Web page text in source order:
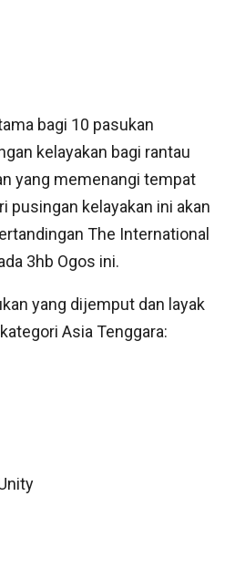
bagi 10 pasukan
kelayakan bagi rantau
yang memenangi tempat
pusingan kelayakan ini akan
The International
3hb Ogos ini.
yang dijemput dan layak
Asia Tenggara: